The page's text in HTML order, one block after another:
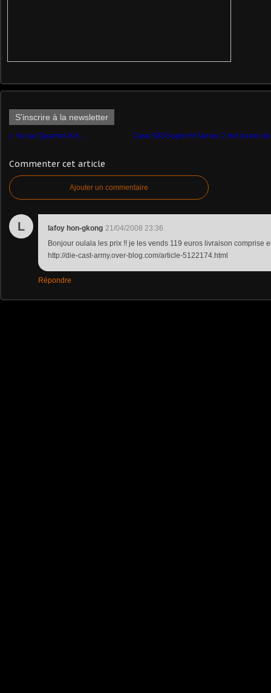
S'inscrire à la newsletter
Vu sur Quarter-Kit... Case 580 Super M Series 2 militaire
Commenter cet article
Ajouter un commentaire
L lafoy hon-gkong 21/04/2008 23:36
Bonjour oulala les prix !! je les vends 119 euros livraison comprise
http://die-cast-army.over-blog.com/article-5122174.html
Répondre